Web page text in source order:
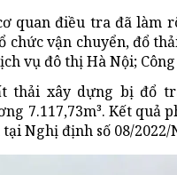
quan điều tra đã làm
chức vận chuyển, đổ
vụ đô thị Hà Nội;
thải xây dựng bị đổ
7.117,73m³. Kết
Nghị định số 08/2022/